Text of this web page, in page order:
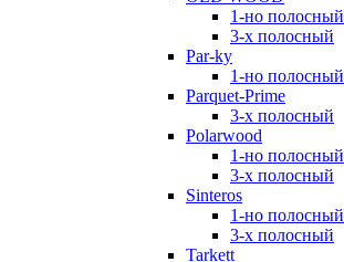
1-но полосный
3-х полосный
Par-ky
1-но полосный
Parquet-Prime
3-х полосный
Polarwood
1-но полосный
3-х полосный
Sinteros
1-но полосный
3-х полосный
Tarkett